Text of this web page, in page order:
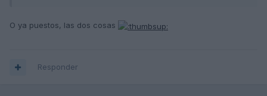
O ya puestos, las dos cosas
Responder